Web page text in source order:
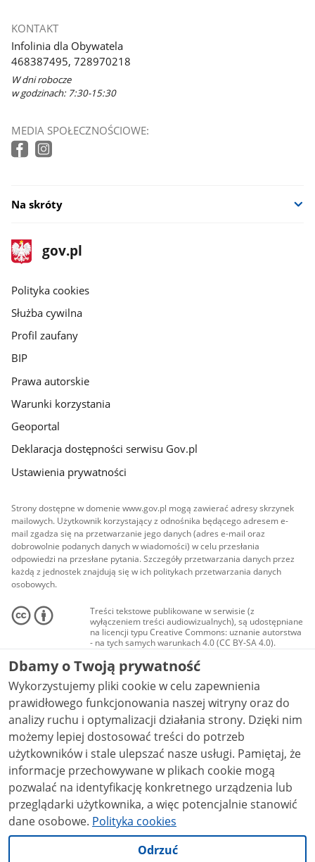
KONTAKT
Infolinia dla Obywatela
468387495, 728970218
W dni robocze
w godzinach: 7:30-15:30
MEDIA SPOŁECZNOŚCIOWE:
Na skróty
stopka
gov.pl
Strona
gov.pl
gov.pl
Polityka cookies
Służba cywilna
Profil zaufany
BIP
Prawa autorskie
Warunki korzystania
Geoportal
Deklaracja dostępności serwisu Gov.pl
Ustawienia prywatności
Strony dostępne w domenie www.gov.pl mogą zawierać adresy skrzynek
mailowych. Użytkownik korzystający z odnośnika będącego adresem e-
mail zgadza się na przetwarzanie jego danych (adres e-mail oraz
dobrowolnie podanych danych w wiadomości) w celu przesłania
odpowiedzi na przesłane pytania. Szczegóły przetwarzania danych przez
każdą z jednostek znajdują się w ich politykach przetwarzania danych
osobowych.
Treści tekstowe publikowane w serwisie (z
wyłączeniem treści audiowizualnych), są udostępniane
na licencji typu Creative Commons: uznanie autorstwa
- na tych samych warunkach 4.0 (CC BY-SA 4.0).
Materiały audiowizualne, w tym zdjęcia, materiały
audio i wideo, są udostępniane na licencji typu
Creative Commons: uznanie autorstwa użycie
niekomercyjne - bez utworów zależnych 4.0 (CC BY-
NC-ND 4.0), o ile nie jest to stwierdzone inaczej.
Dbamy o Twoją prywatność
Wykorzystujemy pliki cookie w celu zapewnienia
prawidłowego funkcjonowania naszej witryny oraz do
analizy ruchu i optymalizacji działania strony. Dzięki nim
możemy lepiej dostosować treści do potrzeb
użytkowników i stale ulepszać nasze usługi. Pamiętaj, że
informacje przechowywane w plikach cookie mogą
pozwalać na identyfikację konkretnego urządzenia lub
przeglądarki użytkownika, a więc potencjalnie stanowić
dane osobowe. Polityka cookies
Odrzuć